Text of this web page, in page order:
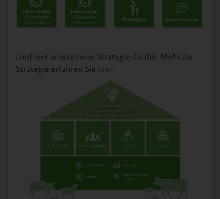
Und hier unsere neue Strategie-Grafik. Mehr zur
Strategie erfahren Sie hier.